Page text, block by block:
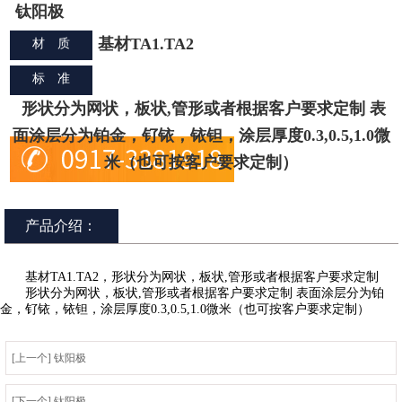
钛阳极
材 质 基材TA1.TA2
标 准
形状分为网状，板状,管形或者根据客户要求定制 表
面涂层分为铂金，钌铱，铱钽，涂层厚度0.3,0.5,1.0微
米（也可按客户要求定制）
产品介绍：
基材TA1.TA2，形状分为网状，板状,管形或者根据客户要求定制
形状分为网状，板状,管形或者根据客户要求定制 表面涂层分为铂
金，钌铱，铱钽，涂层厚度0.3,0.5,1.0微米（也可按客户要求定制）
[上一个] 钛阳极